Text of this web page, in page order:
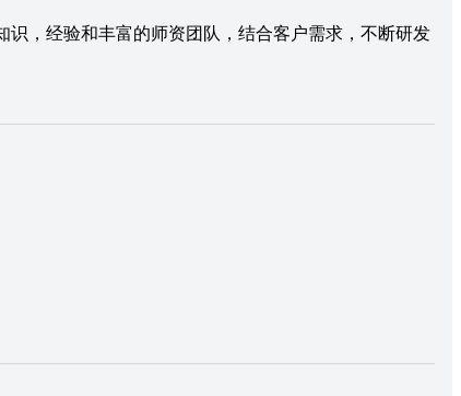
，经验和丰富的师资团队，结合客户需求，不断研发